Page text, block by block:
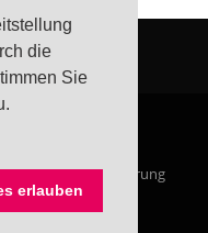
die
Sie
erlauben
Datenschutzerklärung